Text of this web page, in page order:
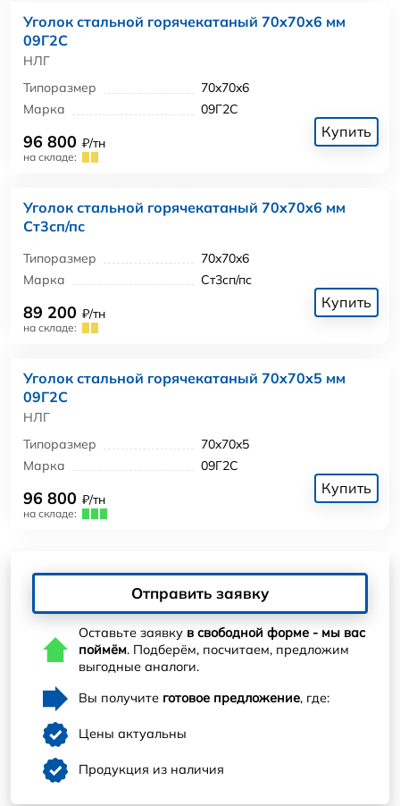
Уголок стальной горячекатаный 70x70x6 мм
09Г2С
НЛГ
Типоразмер
70x70x6
Марка
09Г2С
96 800 ₽/тн
на складе:
Купить
Уголок стальной горячекатаный 70x70x6 мм
Ст3сп/пс
Типоразмер
70x70x6
Марка
Ст3сп/пс
89 200 ₽/тн
на складе:
Купить
Уголок стальной горячекатаный 70x70x5 мм
09Г2С
НЛГ
Типоразмер
70x70x5
Марка
09Г2С
96 800 ₽/тн
на складе:
Купить
Отправить заявку
Оставьте заявку в свободной форме - мы вас
поймём. Подберём, посчитаем, предложим
выгодные аналоги.
Вы получите готовое предложение, где:
Цены актуальны
Продукция из наличия